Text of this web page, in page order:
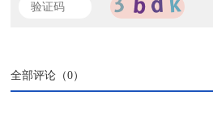
全部评论（0）